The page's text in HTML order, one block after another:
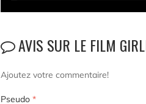
AVIS SUR LE FILM
Ajoutez votre commentaire!
Pseudo *